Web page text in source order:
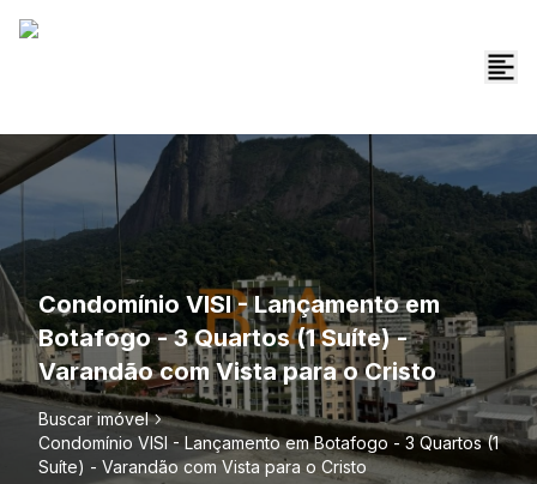
Condomínio VISI - Lançamento em
Botafogo - 3 Quartos (1 Suíte) -
Varandão com Vista para o Cristo
Buscar imóvel
Condomínio VISI - Lançamento em Botafogo - 3 Quartos (1
Suíte) - Varandão com Vista para o Cristo